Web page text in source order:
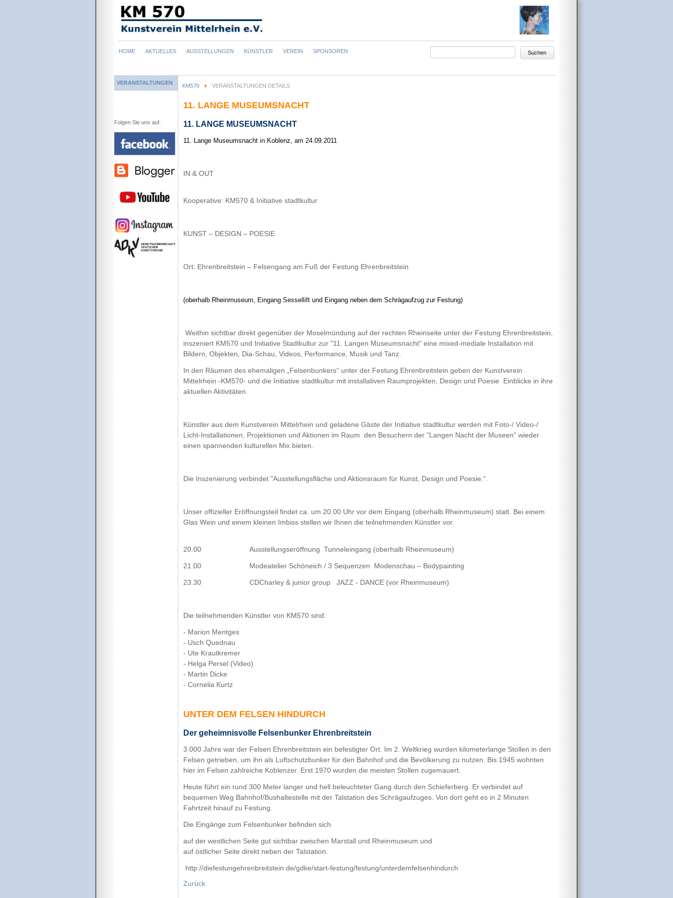
Navigation
HOME AKTUELLES AUSSTELLUNGEN KÜNSTLER VEREIN SPONSOREN Suchen
KM570 VERANSTALTUNGEN DETAILS
11. LANGE MUSEUMSNACHT
11. LANGE MUSEUMSNACHT
11. Lange Museumsnacht in Koblenz, am 24.09.2011
IN & OUT
Kooperative: KM570 & Initiative stadtkultur
KUNST – DESIGN – POESIE
Ort: Ehrenbreitstein – Felsengang am Fuß der Festung Ehrenbreitstein
(oberhalb Rheinmuseum, Eingang Sessellift und Eingang neben dem Schrägaufzug zur Festung)
Weithin sichtbar direkt gegenüber der Moselmündung auf der rechten Rheinseite unter der Festung Ehrenbreitstein,
inszeniert KM570 und Initiative Stadtkultur zur "11. Langen Museumsnacht" eine mixed-mediale Installation mit
Bildern, Objekten, Dia-Schau, Videos, Performance, Musik und Tanz.
In den Räumen des ehemaligen „Felsenbunkers“ unter der Festung Ehrenbreitstein geben der Kunstverein
Mittelrhein -KM570- und die Initiative stadtkultur mit installativen Raumprojekten, Design und Poesie Einblicke in ihre
aktuellen Aktivitäten.
Künstler aus dem Kunstverein Mittelrhein und geladene Gäste der Initiative stadtkultur werden mit Foto-/ Video-/
Licht-Installationen, Projektionen und Aktionen im Raum den Besuchern der "Langen Nacht der Museen" wieder
einen spannenden kulturellen Mix bieten.
Die Inszenierung verbindet "Ausstellungsfläche und Aktionsraum für Kunst, Design und Poesie.".
Unser offizieller Eröffnungsteil findet ca. um 20.00 Uhr vor dem Eingang (oberhalb Rheinmuseum) statt. Bei einem
Glas Wein und einem kleinen Imbiss stellen wir Ihnen die teilnehmenden Künstler vor.
20.00 Ausstellungseröffnung Tunneleingang (oberhalb Rheinmuseum)
21.00 Modeatelier Schöneich / 3 Sequenzen Modenschau – Bodypainting
23.30 CDCharley & junior group JAZZ - DANCE (vor Rheinmuseum)
Die teilnehmenden Künstler von KM570 sind:
- Marion Mentges
- Usch Quednau
- Ute Krautkremer
- Helga Persel (Video)
- Martin Dicke
- Cornelia Kurtz
UNTER DEM FELSEN HINDURCH
Der geheimnisvolle Felsenbunker Ehrenbreitstein
3.000 Jahre war der Felsen Ehrenbreitstein ein befestigter Ort. Im 2. Weltkrieg wurden kilometerlange Stollen in den
Felsen getrieben, um ihn als Luftschutzbunker für den Bahnhof und die Bevölkerung zu nutzen. Bis 1945 wohnten
hier im Felsen zahlreiche Koblenzer. Erst 1970 wurden die meisten Stollen zugemauert.
Heute führt ein rund 300 Meter langer und hell beleuchteter Gang durch den Schieferberg. Er verbindet auf
bequemen Weg Bahnhof/Bushaltestelle mit der Talstation des Schrägaufzuges. Von dort geht es in 2 Minuten
Fahrtzeit hinauf zu Festung.
Die Eingänge zum Felsenbunker befinden sich
auf der westlichen Seite gut sichtbar zwischen Marstall und Rheinmuseum und
auf östlicher Seite direkt neben der Talstation.
http://diefestungehrenbreitstein.de/gdke/start-festung/festung/unterdemfelsenhindurch
Zurück
VERANSTALTUNGEN
Folgen Sie uns auf: